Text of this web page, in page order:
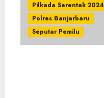
Pilkada Serentak 2024
Polres Banjarbaru
Seputar Pemilu